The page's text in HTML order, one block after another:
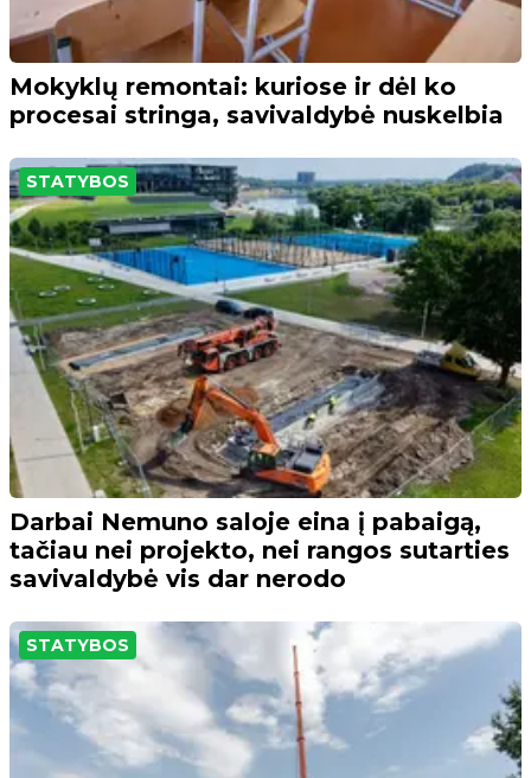
Mokyklų remontai: kuriose ir dėl ko
procesai stringa, savivaldybė nuskelbia
STATYBOS
Darbai Nemuno saloje eina į pabaigą,
tačiau nei projekto, nei rangos sutarties
savivaldybė vis dar nerodo
STATYBOS